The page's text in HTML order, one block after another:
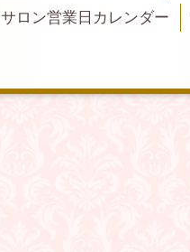
サロン営業日カレンダー